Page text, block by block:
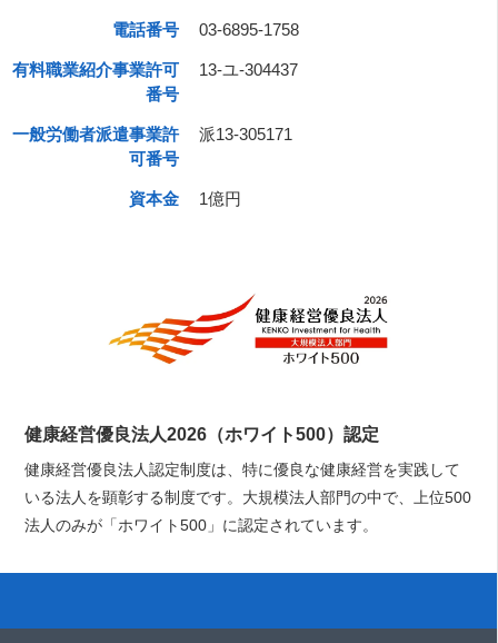
電話番号 03-6895-1758
有料職業紹介事業許可
番号
13-ユ-304437
一般労働者派遣事業許
可番号
派13-305171
資本金 1億円
健康経営優良法人2026（ホワイト500）認定
健康経営優良法人認定制度は、特に優良な健康経営を実践して
いる法人を顕彰する制度です。大規模法人部門の中で、上位500
法人のみが「ホワイト500」に認定されています。